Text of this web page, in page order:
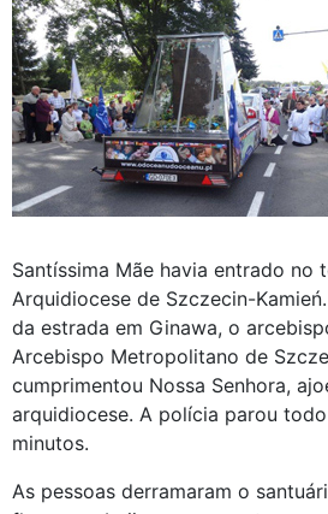
Santíssima Mãe havia entrado no
Arquidiocese de Szczecin-
da estrada em Ginawa, o
Arcebispo Metropolitano de
cumprimentou Nossa Senhora,
arquidiocese. A polícia parou
minutos.
As pessoas derramaram o